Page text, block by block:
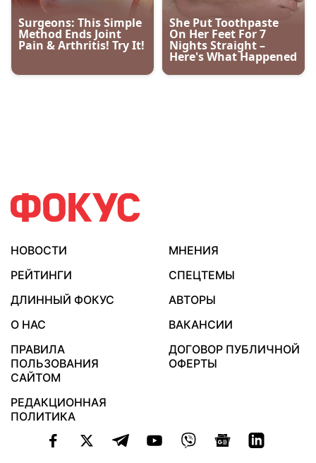
НОВОСТИ
МНЕНИЯ
РЕЙТИНГИ
СПЕЦТЕМЫ
ДЛИННЫЙ ФОКУС
АВТОРЫ
О НАС
ВАКАНСИИ
ПРАВИЛА
ПОЛЬЗОВАНИЯ
САЙТОМ
ДОГОВОР ПУБЛИЧНОЙ
ОФЕРТЫ
РЕДАКЦИОННАЯ
ПОЛИТИКА